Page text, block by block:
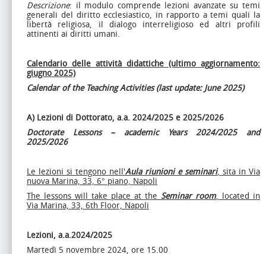
Descrizione: il modulo comprende lezioni avanzate su temi
generali del diritto ecclesiastico, in rapporto a temi quali la
libertà religiosa, il dialogo interreligioso ed altri profili
attinenti ai diritti umani.
Calendario delle attività didattiche (ultimo aggiornamento:
giugno 2025)
Calendar of the Teaching Activities (last update: June 2025)
A) Lezioni di Dottorato, a.a. 2024/2025 e 2025/2026
Doctorate Lessons – academic Years 2024/2025 and
2025/2026
Le lezioni si tengono nell'Aula riunioni e seminari, sita in Via
nuova Marina, 33, 6° piano, Napoli
The lessons will take place at the Seminar room, located in
Via Marina, 33, 6th Floor, Napoli
Lezioni, a.a.2024/2025
Martedì 5 novembre 2024, ore 15.00